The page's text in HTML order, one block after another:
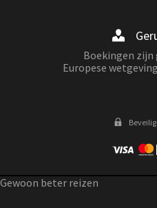
Boekingen zijn
Europese
Gewoon beter reizen